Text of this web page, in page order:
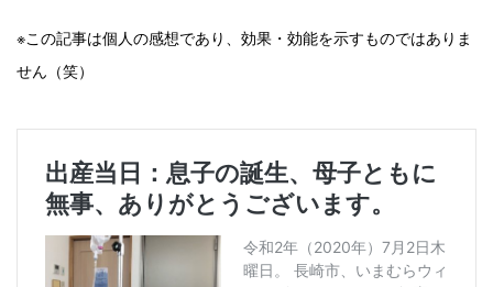
※この記事は個人の感想であり、効果・効能を示すものではありま
せん（笑）